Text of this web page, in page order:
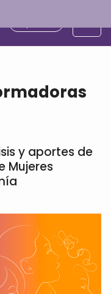
y aportes de
Mujeres